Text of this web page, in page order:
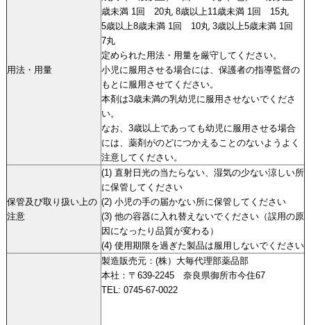
用法・用量
歳未満 1回 20丸 8歳以上11歳未満 1回 15丸
5歳以上8歳未満 1回 10丸 3歳以上5歳未満 1回
7丸
定められた用法・用量を厳守してください。
小児に服用させる場合には、保護者の指導監督の
もとに服用させてください。
本剤は3歳未満の乳幼児に服用させないでくださ
い。
なお、3歳以上であっても幼児に服用させる場合
には、薬剤がのどにつかえることのないようよく
注意してください。
保管及び取り扱い上の
注意
(1) 直射日光の当たらない、湿気の少ない涼しい所
に保管してください
(2) 小児の手の届かない所に保管してください
(3) 他の容器に入れ替えないでください（誤用の原
因になったり品質が変わる）
(4) 使用期限を過ぎた製品は服用しないでください
製造販売元：(株）大毎代理部薬品部
本社：〒639-2245 奈良県御所市今住67
TEL: 0745-67-0022